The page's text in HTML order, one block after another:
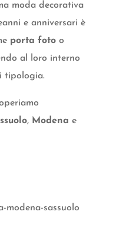
moda decorativa
e anniversari è
porta foto o
al loro interno
tipologia.
, Modena e